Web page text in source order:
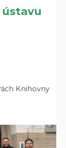
Knihovny